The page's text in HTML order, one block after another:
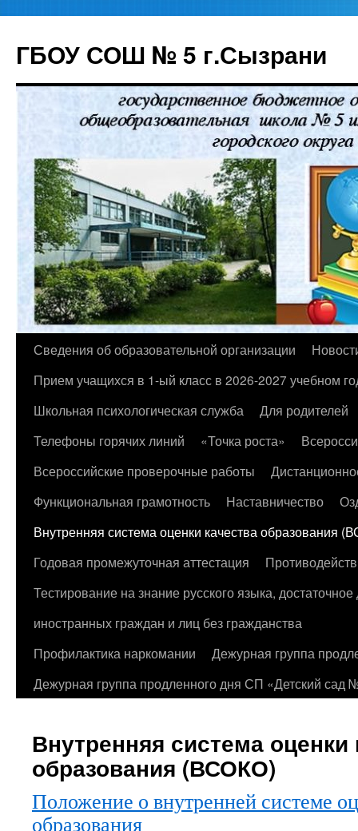
ГБОУ СОШ № 5 г.Сызрани
Перейти
содержимому
Сведения об образовательной организации
Прием учащихся в 1-ый класс в 2026-2027 учебном
Школьная психологическая служба
Для родителей
Телефоны горячих линий
«Точка роста»
Всероссийские проверочные работы
Функциональная грамотность
Наставничество
Внутренняя система оценки качества образования
Годовая промежуточная аттестация
Тестирование на знание русского языка,
иностранных граждан и лиц без гражданства
Профилактика наркомании
Дежурная группа
Дежурная группа продленного дня СП «Детский
Внутренняя система оценки
образования (ВСОКО)
Положение о внутренней системе
образования